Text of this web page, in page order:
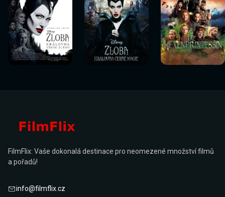
Sledovat
nyní
Sledovat
nyní
Sledovat
nyní
Sledovat
nyní
Sledovat
nyní
Sledovat
nyní
FilmFlix: Vaše dokonalá destinace pro neomezené množství filmů
a pořadů!
info@filmflix.cz